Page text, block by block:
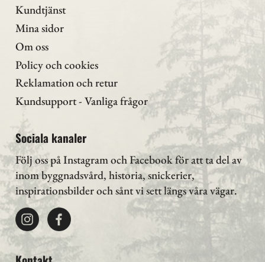
Kundtjänst
Mina sidor
Om oss
Policy och cookies
Reklamation och retur
Kundsupport - Vanliga frågor
Sociala kanaler
Följ oss på Instagramoch Facebook för att ta del av
inom byggnadsvård, historia, snickerier,
inspirationsbilder och sånt vi sett längs våra vägar.